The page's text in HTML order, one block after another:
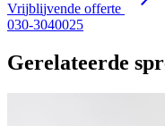
Vrijblijvende offerte
030-3040025
Gerelateerde